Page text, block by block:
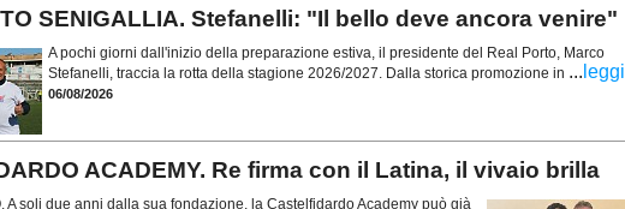
SENIGALLIA. Stefanelli: "Il bello deve ancora venire"
A pochi giorni dall'inizio della preparazione estiva, il presidente del Real Porto, Marco
Stefanelli, traccia la rotta della stagione 2026/2027. Dalla storica promozione in ... leggi
06/08/2026
ACADEMY. Re firma con il Latina, il vivaio brilla
A soli due anni dalla sua fondazione, la Castelfidardo Academy può già